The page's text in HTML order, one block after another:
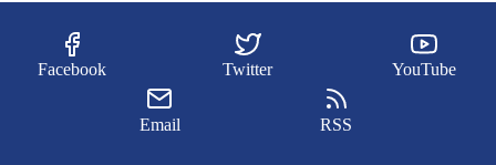
Facebook Twitter YouTube
Email RSS